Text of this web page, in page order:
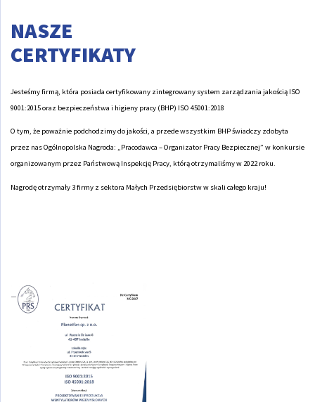
NASZE
CERTYFIKATY
Jesteśmy firmą, która posiada certyfikowany zintegrowany system zarządzania jakością ISO
9001:2015 oraz bezpieczeństwa i higieny pracy (BHP) ISO 45001:2018
O tym, że poważnie podchodzimy do jakości, a przede wszystkim BHP świadczy zdobyta
przez nas Ogólnopolska Nagroda: „Pracodawca – Organizator Pracy Bezpiecznej” w konkursie
organizowanym przez Państwową Inspekcję Pracy, którą otrzymaliśmy w 2022 roku.
Nagrodę otrzymały 3 firmy z sektora Małych Przedsiębiorstw w skali całego kraju!